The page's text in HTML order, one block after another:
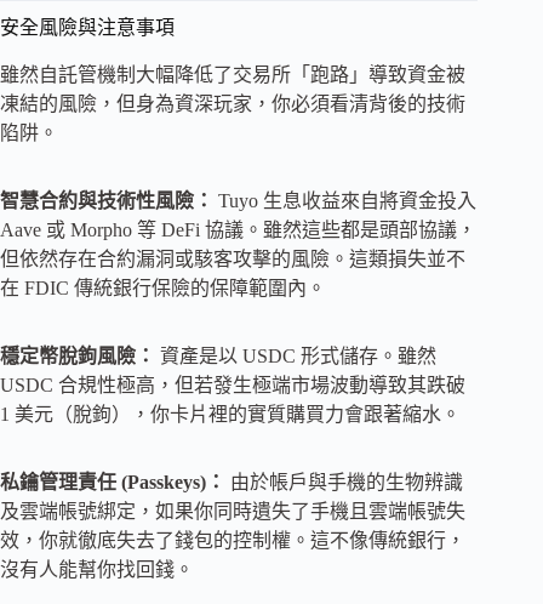
安全風險與注意事項
雖然自託管機制大幅降低了交易所「跑路」導致資金被
凍結的風險，但身為資深玩家，你必須看清背後的技術
陷阱。
智慧合約與技術性風險： Tuyo 生息收益來自將資金投入
Aave 或 Morpho 等 DeFi 協議。雖然這些都是頭部協議，
但依然存在合約漏洞或駭客攻擊的風險。這類損失並不
在 FDIC 傳統銀行保險的保障範圍內。
穩定幣脫鉤風險： 資產是以 USDC 形式儲存。雖然
USDC 合規性極高，但若發生極端市場波動導致其跌破
1 美元（脫鉤），你卡片裡的實質購買力會跟著縮水。
私鑰管理責任 (Passkeys)：
由於帳戶與手機的生物辨識
及雲端帳號綁定，如果你同時遺失了手機且雲端帳號失
效，你就徹底失去了錢包的控制權。這不像傳統銀行，
沒有人能幫你找回錢。